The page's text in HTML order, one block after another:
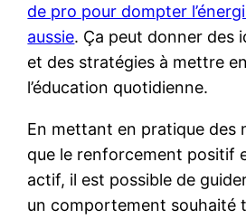
de pro pour dompter
aussie. Ça peut donner des
et des stratégies à mettre
l’éducation quotidienne.
En mettant en pratique des
que le renforcement positif
actif, il est possible de
un comportement souhaité